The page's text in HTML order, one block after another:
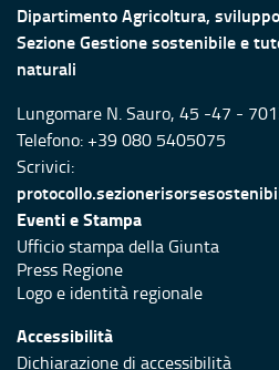
Dipartimento Agricoltura,
Sezione Gestione sostenibile e
naturali
Lungomare N. Sauro, 45 -47 -
Telefono: +39 080 5405075
Scrivici:
Eventi e Stampa
Ufficio stampa della Giunta
Press Regione
Logo e identità regionale
Accessibilità
Dichiarazione di accessibilità